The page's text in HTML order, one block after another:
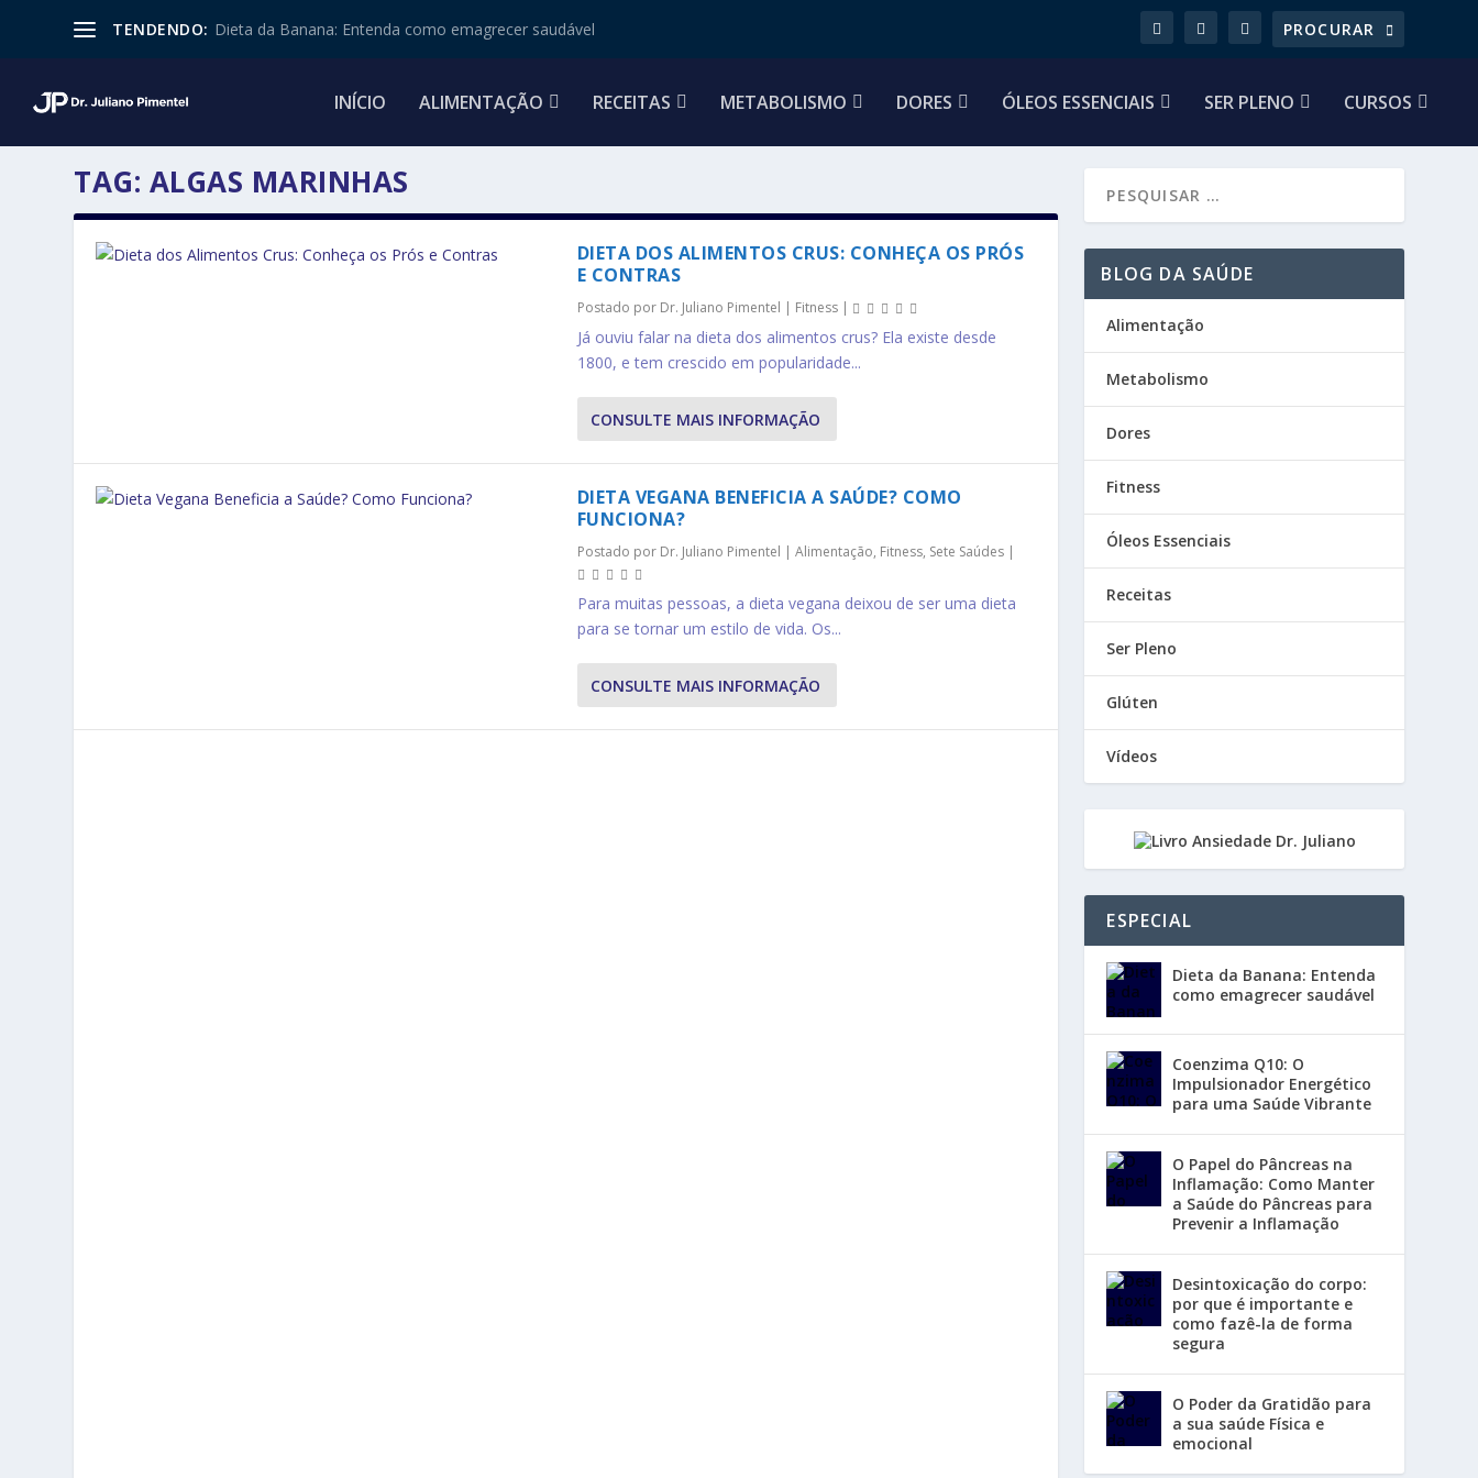
TENDENDO: Dieta da Banana: Entenda como emagrecer saudável
INÍCIO ALIMENTAÇÃO RECEITAS METABOLISMO DORES ÓLEOS ESSENCIAIS SER PLENO CURSOS
TAG: ALGAS MARINHAS
DIETA DOS ALIMENTOS CRUS: CONHEÇA OS PRÓS
E CONTRAS
Postado por Dr. Juliano Pimentel | Fitness|
Já ouviu falar na dieta dos alimentos crus? Ela existe desde
1800, e tem crescido em popularidade...
CONSULTE MAIS INFORMAÇÃO
DIETA VEGANA BENEFICIA A SAÚDE? COMO
FUNCIONA?
Postado por Dr. Juliano Pimentel | Alimentação, Fitness, Sete Saúdes|
Para muitas pessoas, a dieta vegana deixou de ser uma dieta
para se tornar um estilo de vida. Os...
CONSULTE MAIS INFORMAÇÃO
BLOG DA SAÚDE
Alimentação
Metabolismo
Dores
Fitness
Óleos Essenciais
Receitas
Ser Pleno
Glúten
Vídeos
ESPECIAL
Dieta da Banana: Entenda
como emagrecer saudável
Coenzima Q10: O
Impulsionador Energético
para uma Saúde Vibrante
O Papel do Pâncreas na
Inflamação: Como Manter
a Saúde do Pâncreas para
Prevenir a Inflamação
Desintoxicação do corpo:
por que é importante e
como fazê-la de forma
segura
O Poder da Gratidão para
a sua saúde Física e
emocional